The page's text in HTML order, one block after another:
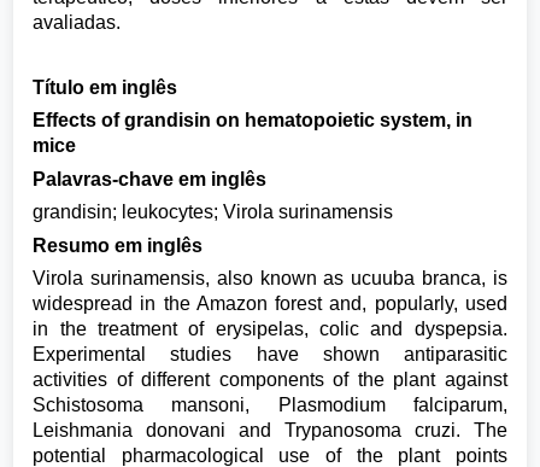
avaliadas.
Título em inglês
Effects of grandisin on hematopoietic system, in
mice
Palavras-chave em inglês
grandisin; leukocytes; Virola surinamensis
Resumo em inglês
Virola surinamensis, also known as ucuuba branca, is
widespread in the Amazon forest and, popularly, used
in the treatment of erysipelas, colic and dyspepsia.
Experimental studies have shown antiparasitic
activities of different components of the plant against
Schistosoma mansoni, Plasmodium falciparum,
Leishmania donovani and Trypanosoma cruzi. The
potential pharmacological use of the plant points